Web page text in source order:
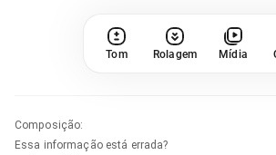
Tom Rolagem Mídia
Composição:
Essa informação está errada?